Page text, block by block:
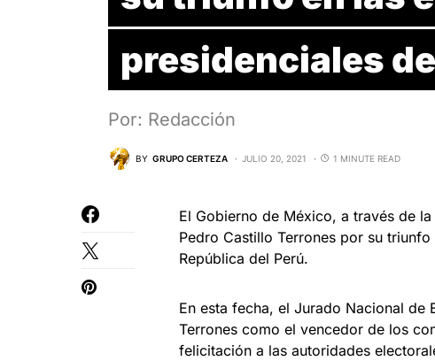
presidenciales
Por: Redacción
BY GRUPO CERTEZA JULIO 20, 2021 1 MINUTE READ
El Gobierno de México, a través de
Pedro Castillo Terrones por su
República del Perú.
En esta fecha, el Jurado Nacional
Terrones como el vencedor de los
felicitación a las autoridades